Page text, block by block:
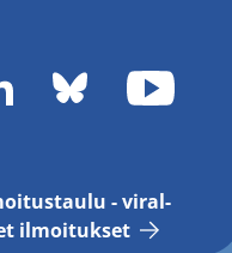
- vi­ral­
il­moi­tuk­set